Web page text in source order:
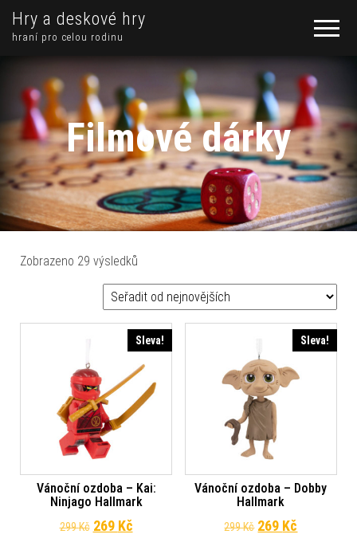
Hry a deskové hry
hraní pro celou rodinu
Filmové dárky
Zobrazeno 29 výsledků
Sleva!
Vánoční ozdoba – Kai:
Ninjago Hallmark
299Kč Původní cena byla: 299 Kč.
269 KčAktuální cena je: 269 Kč.
Sleva!
Vánoční ozdoba – Dobby
Hallmark
299Kč Původní cena
269 Kč